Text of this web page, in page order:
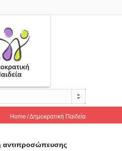
Home Δημοκρατική Παιδεία
αντιπροσώπευσης